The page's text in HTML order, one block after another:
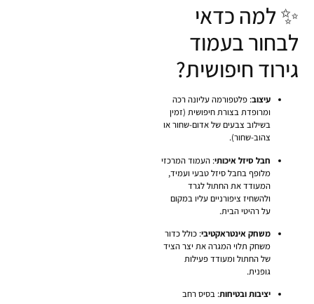
✨ למה כדאי
לבחור בעמוד
גירוד חיפושית?
עיצוב: פלטפורמה עליונה רכה
ומרופדת בצורת חיפושית (זמין
בשילוב צבעים של אדום-שחור או
צהוב-שחור).
חבל סיזל איכותי: העמוד המרכזי
מלופף בחבל סיזל טבעי ועמיד,
המעודד את החתול לגרד
ולהשחיז ציפורניים עליו במקום
על רהיטי הבית.
משחק אינטראקטיבי: כולל כדור
משחק תלוי המגרה את יצר הציד
של החתול ומעודד פעילות
גופנית.
יציבות ובטיחות: בסיס רחב